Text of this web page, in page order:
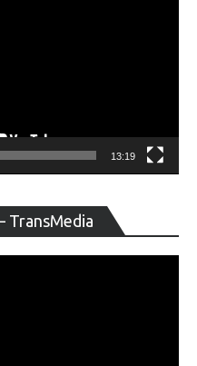
13:19
TransMedia
de